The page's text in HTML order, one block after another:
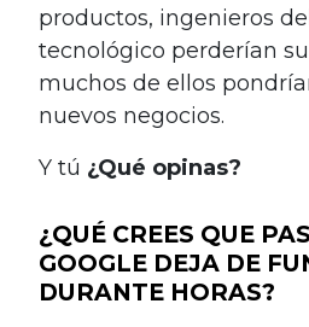
productos, ingenieros
tecnológico perderían
muchos de ellos
nuevos negocios.
Y tú ¿Qué opinas?
¿QUÉ CREES QUE
GOOGLE DEJA DE
DURANTE HORAS?